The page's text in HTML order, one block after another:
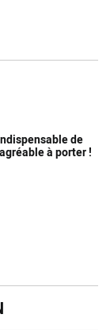
de
à porter !